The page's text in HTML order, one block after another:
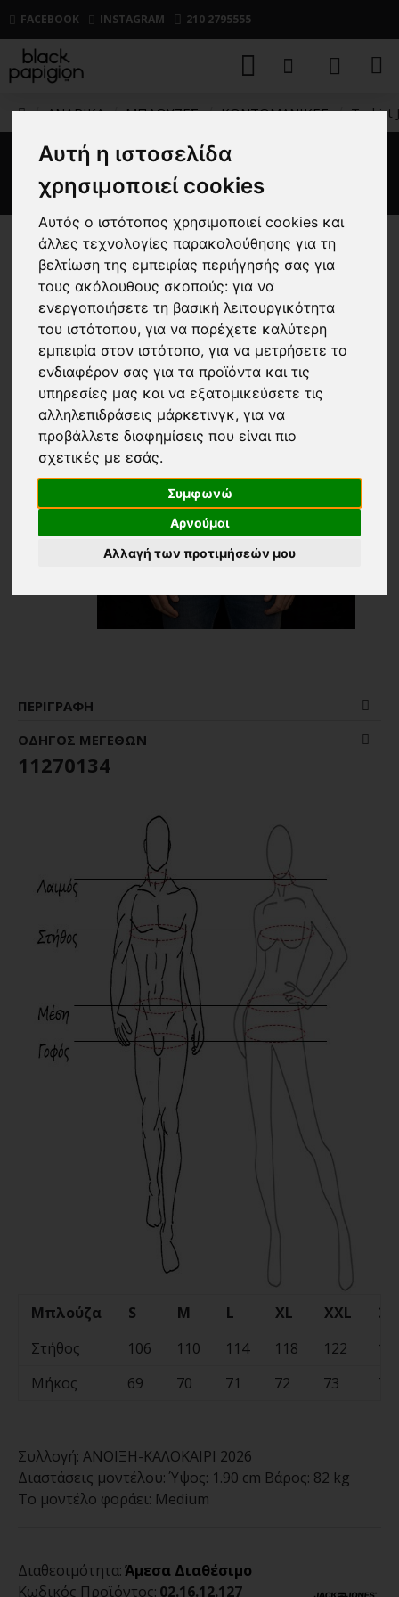
Αυτή η ιστοσελίδα
χρησιμοποιεί cookies
Αυτός ο ιστότοπος χρησιμοποιεί cookies και
άλλες τεχνολογίες παρακολούθησης για τη
βελτίωση της εμπειρίας περιήγησής σας για
τους ακόλουθους σκοπούς:για να
ενεργοποιήσετε τη βασική λειτουργικότητα
του ιστότοπου,για να παρέχετε καλύτερη
εμπειρία στον ιστότοπο,για να μετρήσετε το
ενδιαφέρον σας για τα προϊόντα και τις
υπηρεσίες μας και να εξατομικεύσετε τις
αλληλεπιδράσεις μάρκετινγκ,για να
προβάλλετε διαφημίσεις που είναι πιο
σχετικές με εσάς.
Συμφωνώ
Αρνούμαι
Αλλαγή των προτιμήσεών μου
FACEBOOK INSTAGRAM 210 2795555
ΑΝΔΡΙΚΑ ΜΠΛΟΥΖΕΣ ΚΟΝΤΟΜΑΝΙΚΕΣ T-shirt
T-shirt Jack n Jones χακί
ΠΕΡΙΓΡΑΦΉ
ΟΔΗΓΌΣ ΜΕΓΕΘΏΝ
11270134
Μπλούζα S M L XL XXL
Στήθος
106 110 114 118 122
Μήκος
69 70 71 72 73 74
Συλλογή: ΑΝΟΙΞΗ-ΚΑΛΟΚΑΙΡΙ 2026
Διαστάσεις μοντέλου: Ύψος: 1.90 cm Βάρος: 82 kg
Το μοντέλο φοράει: Medium
Διαθεσιμότητα:Άμεσα Διαθέσιμο
Κωδικός Προϊόντος: 02.16.12.127